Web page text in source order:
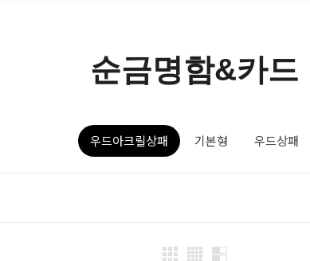
순금명함&카드
우드아크릴상패 기본형 우드상패